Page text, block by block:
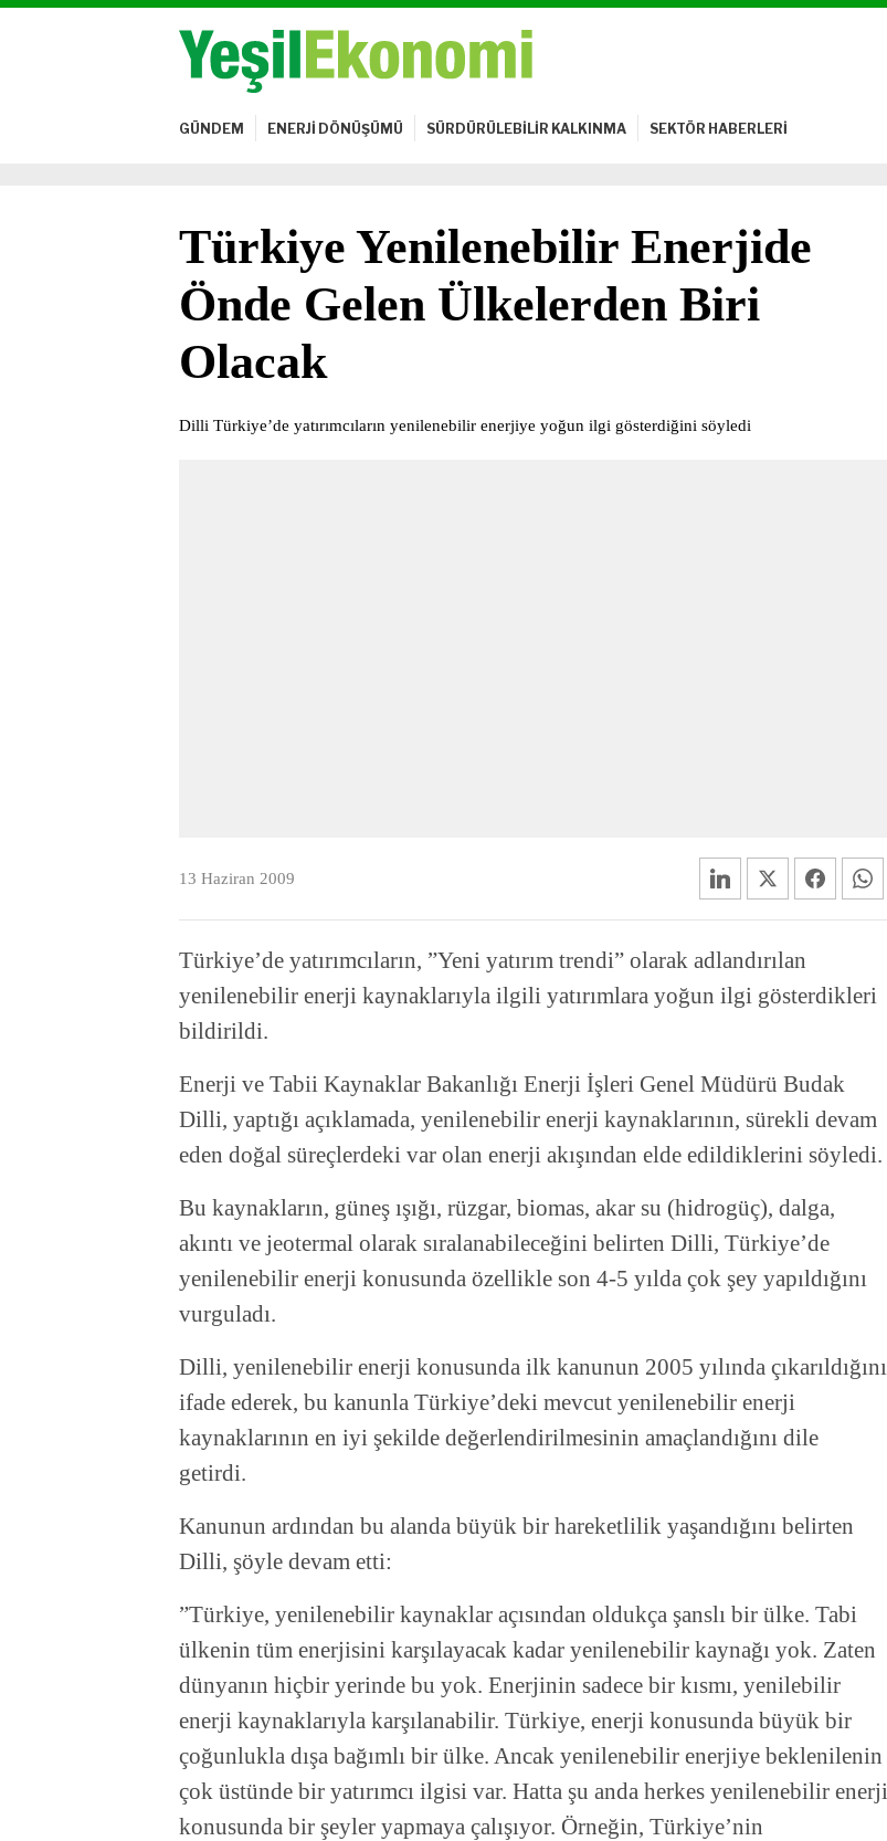
GÜNDEM ENERJİ DÖNÜŞÜMÜ SÜRDÜRÜLEBİLİR KALKINMA SEKTÖR HABERLERİ
Türkiye Yenilenebilir Enerjide
Önde Gelen Ülkelerden Biri
Olacak
Dilli Türkiye’de yatırımcıların yenilenebilir enerjiye yoğun ilgi gösterdiğini söyledi
13 Haziran 2009
Türkiye’de yatırımcıların, ”Yeni yatırım trendi” olarak adlandırılan
yenilenebilir enerji kaynaklarıyla ilgili yatırımlara yoğun ilgi gösterdikleri
bildirildi.
Enerji ve Tabii Kaynaklar Bakanlığı Enerji İşleri Genel Müdürü Budak
Dilli, yaptığı açıklamada, yenilenebilir enerji kaynaklarının, sürekli devam
eden doğal süreçlerdeki var olan enerji akışından elde edildiklerini söyledi.
Bu kaynakların, güneş ışığı, rüzgar, biomas, akar su (hidrogüç), dalga,
akıntı ve jeotermal olarak sıralanabileceğini belirten Dilli, Türkiye’de
yenilenebilir enerji konusunda özellikle son 4-5 yılda çok şey yapıldığını
vurguladı.
Dilli, yenilenebilir enerji konusunda ilk kanunun 2005 yılında çıkarıldığını
ifade ederek, bu kanunla Türkiye’deki mevcut yenilenebilir enerji
kaynaklarının en iyi şekilde değerlendirilmesinin amaçlandığını dile
getirdi.
Kanunun ardından bu alanda büyük bir hareketlilik yaşandığını belirten
Dilli, şöyle devam etti:
”Türkiye, yenilenebilir kaynaklar açısından oldukça şanslı bir ülke. Tabi
ülkenin tüm enerjisini karşılayacak kadar yenilenebilir kaynağı yok. Zaten
dünyanın hiçbir yerinde bu yok. Enerjinin sadece bir kısmı, yenilebilir
enerji kaynaklarıyla karşılanabilir. Türkiye, enerji konusunda büyük bir
çoğunlukla dışa bağımlı bir ülke. Ancak yenilenebilir enerjiye beklenilenin
çok üstünde bir yatırımcı ilgisi var. Hatta şu anda herkes yenilenebilir enerji
konusunda bir şeyler yapmaya çalışıyor. Örneğin, Türkiye’nin